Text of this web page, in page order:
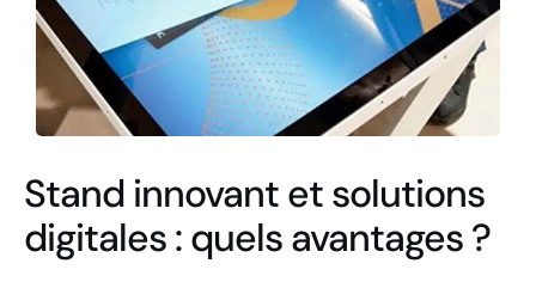
Stand innovant et solutions
digitales : quels avantages ?